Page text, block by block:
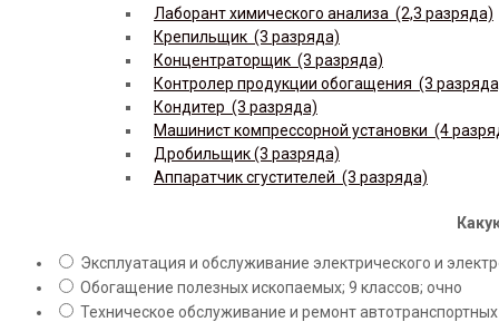
Лаборант химического анализа (2,3 разряда)
Крепильщик (3 разряда)
Концентраторщик (3 разряда)
Контролер продукции обогащения (3
Кондитер (3 разряда)
Машинист компрессорной установки (4
Дробильщик (3 разряда)
Аппаратчик сгустителей (3 разряда)
Эксплуатация и обслуживание электрического и
Обогащение полезных ископаемых; 9 классов; очно
Техническое обслуживание и ремонт